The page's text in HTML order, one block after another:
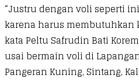
“Justru dengan voli seperti
karena harus membutuhkan
kata Peltu Safrudin Bati
usai bermain voli di
Pangeran Kuning, Sintang,